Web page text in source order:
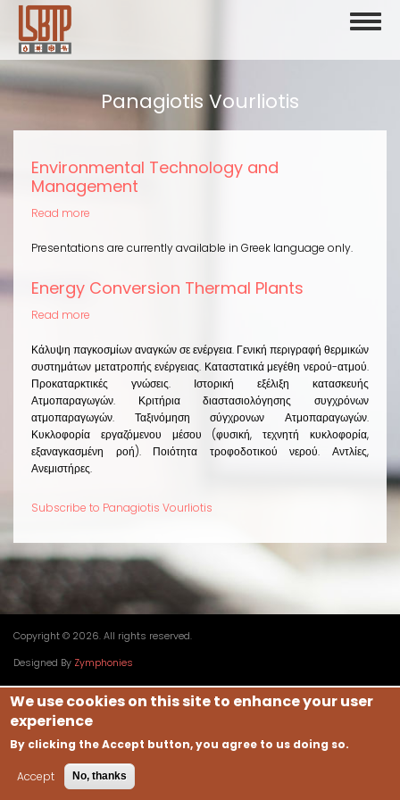
Skip
main
content
Panagiotis Vourliotis
Environmental Technology and
Management
Read more
Technology
Management
Presentations are currently available in Greek language only.
Energy Conversion Thermal Plants
Read more
Conversion
Thermal
Plants
Κάλυψη παγκοσμίων αναγκών σε ενέργεια. Γενική περιγραφή θερμικών
συστημάτων μετατροπής ενέργειας. Καταστατικά μεγέθη νερού-ατμού.
Προκαταρκτικές γνώσεις. Ιστορική εξέλιξη κατασκευής
Ατμοπαραγωγών. Κριτήρια διαστασιολόγησης συγχρόνων
ατμοπαραγωγών. Ταξινόμηση σύγχρονων Ατμοπαραγωγών.
Κυκλοφορία εργαζόμενου μέσου (φυσική, τεχνητή κυκλοφορία,
εξαναγκασμένη ροή). Ποιότητα τροφοδοτικού νερού. Αντλίες,
Ανεμιστήρες.
Subscribe to Panagiotis Vourliotis
Copyright © 2026. All rights reserved.
Designed By Zymphonies
We use cookies on this site to enhance your user
experience
By clicking the Accept button, you agree to us doing so.
Accept No, thanks